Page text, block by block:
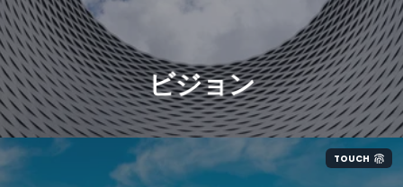
ビジョン
TOUCH